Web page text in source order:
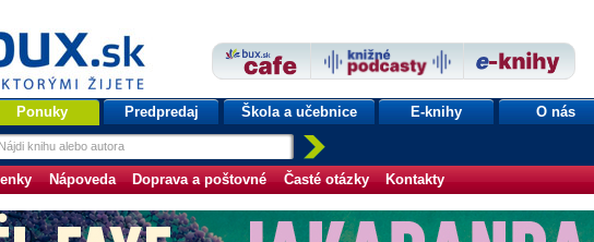
Ponuky Predpredaj Škola a učebnice E-knihy O nás
Nápoveda Doprava a poštovné Časté otázky Kontakty